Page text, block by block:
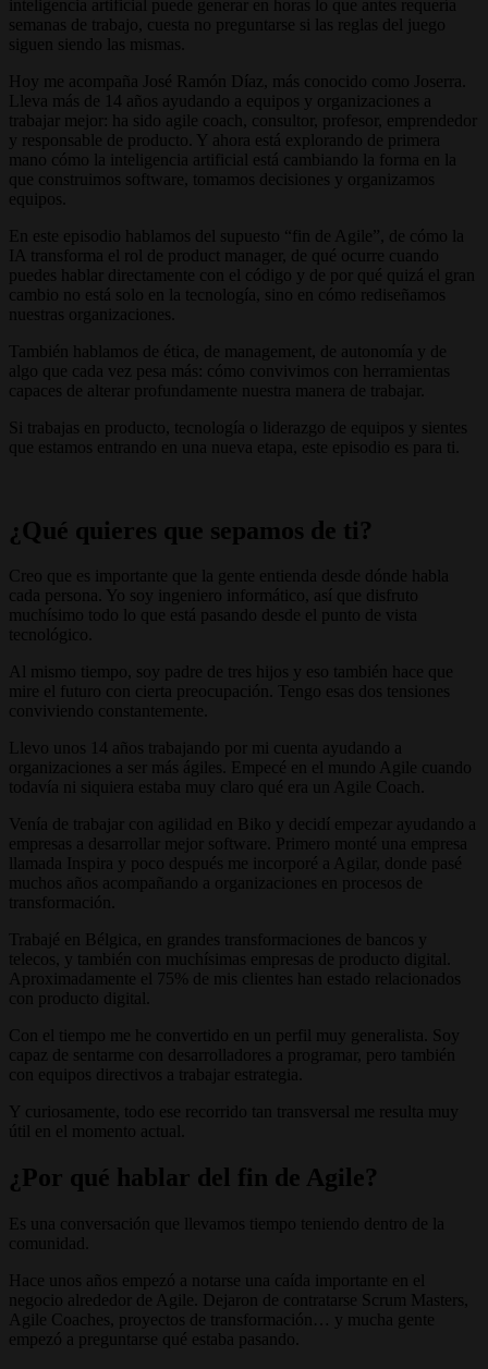
inteligencia artificial puede generar en horas lo que antes requería
semanas de trabajo, cuesta no preguntarse si las reglas del juego
siguen siendo las mismas.
Hoy me acompaña José Ramón Díaz, más conocido como Joserra.
Lleva más de 14 años ayudando a equipos y organizaciones a
trabajar mejor: ha sido agile coach, consultor, profesor, emprendedor
y responsable de producto. Y ahora está explorando de primera
mano cómo la inteligencia artificial está cambiando la forma en la
que construimos software, tomamos decisiones y organizamos
equipos.
En este episodio hablamos del supuesto “fin de Agile”, de cómo la
IA transforma el rol de product manager, de qué ocurre cuando
puedes hablar directamente con el código y de por qué quizá el gran
cambio no está solo en la tecnología, sino en cómo rediseñamos
nuestras organizaciones.
También hablamos de ética, de management, de autonomía y de
algo que cada vez pesa más: cómo convivimos con herramientas
capaces de alterar profundamente nuestra manera de trabajar.
Si trabajas en producto, tecnología o liderazgo de equipos y sientes
que estamos entrando en una nueva etapa, este episodio es para ti.
¿Qué quieres que sepamos de ti?
Creo que es importante que la gente entienda desde dónde habla
cada persona. Yo soy ingeniero informático, así que disfruto
muchísimo todo lo que está pasando desde el punto de vista
tecnológico.
Al mismo tiempo, soy padre de tres hijos y eso también hace que
mire el futuro con cierta preocupación. Tengo esas dos tensiones
conviviendo constantemente.
Llevo unos 14 años trabajando por mi cuenta ayudando a
organizaciones a ser más ágiles. Empecé en el mundo Agile cuando
todavía ni siquiera estaba muy claro qué era un Agile Coach.
Venía de trabajar con agilidad en Biko y decidí empezar ayudando a
empresas a desarrollar mejor software. Primero monté una empresa
llamada Inspira y poco después me incorporé a Agilar, donde pasé
muchos años acompañando a organizaciones en procesos de
transformación.
Trabajé en Bélgica, en grandes transformaciones de bancos y
telecos, y también con muchísimas empresas de producto digital.
Aproximadamente el 75% de mis clientes han estado relacionados
con producto digital.
Con el tiempo me he convertido en un perfil muy generalista. Soy
capaz de sentarme con desarrolladores a programar, pero también
con equipos directivos a trabajar estrategia.
Y curiosamente, todo ese recorrido tan transversal me resulta muy
útil en el momento actual.
¿Por qué hablar del fin de Agile?
Es una conversación que llevamos tiempo teniendo dentro de la
comunidad.
Hace unos años empezó a notarse una caída importante en el
negocio alrededor de Agile. Dejaron de contratarse Scrum Masters,
Agile Coaches, proyectos de transformación… y mucha gente
empezó a preguntarse qué estaba pasando.